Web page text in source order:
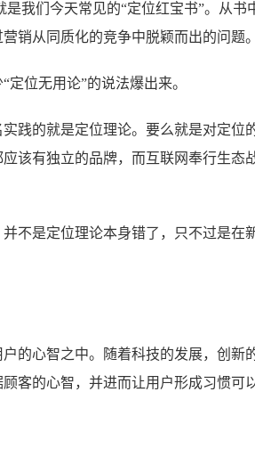
我们今天常见的“定位红宝书”。从书
销从同质化的竞争中脱颖而出的问题。
位无用论”的说法爆出来。
践的就是定位理论。要么就是对定位
该有独立的品牌，而互联网奉行生态
不是定位理论本身错了，只不过是在
的心智之中。随着科技的发展，创新
客的心智，并进而让用户形成习惯可